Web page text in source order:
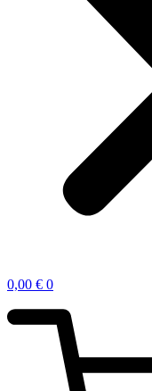
0,00 € 0